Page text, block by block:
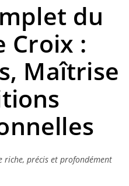
du
Croix :
Maîtrise
précis et profondément